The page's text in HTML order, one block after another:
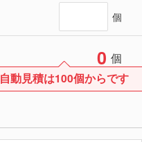
個
0 個
自動見積は100個からです